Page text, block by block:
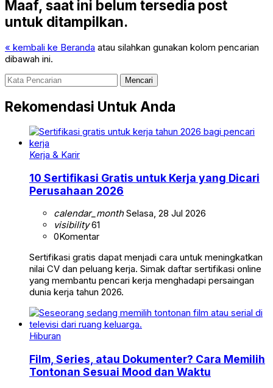
Maaf, saat ini belum tersedia post
untuk ditampilkan.
« kembali ke Beranda atau silahkan gunakan kolom pencarian
dibawah ini.
Mencari
Rekomendasi Untuk Anda
Kerja & Karir
10 Sertifikasi Gratis untuk Kerja yang Dicari
Perusahaan 2026
calendar_monthSelasa, 28 Jul 2026
visibility61
0Komentar
Sertifikasi gratis dapat menjadi cara untuk meningkatkan
nilai CV dan peluang kerja. Simak daftar sertifikasi online
yang membantu pencari kerja menghadapi persaingan
dunia kerja tahun 2026.
Hiburan
Film, Series, atau Dokumenter? Cara Memilih
Tontonan Sesuai Mood dan Waktu